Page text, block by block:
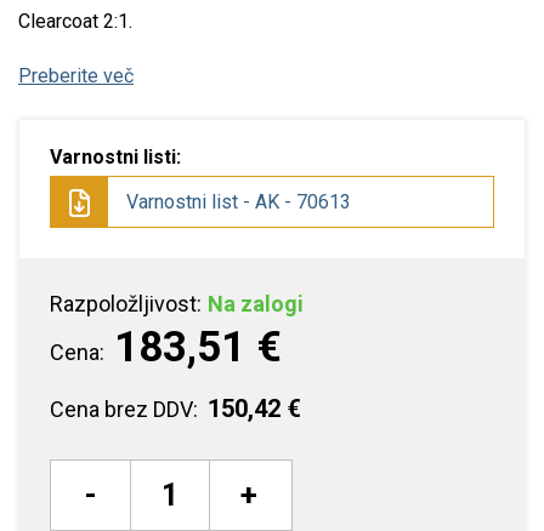
Clearcoat 2:1.
Preberite več
Varnostni listi:
Varnostni list - AK - 70613
Razpoložljivost: Na zalogi
Cena: 183,51 €
Cena brez DDV: 150,42 €
- +